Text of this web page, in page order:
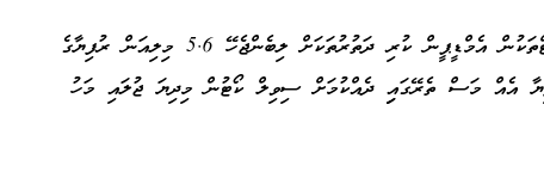
ކެމްޕެއިން ތެރޭގައި މޯލްޑިވިއަންގެ ފްލައިޓްތަކުން އެމްޑީޕީން ކުރި ދަތުރުތަކަށް ލިބެންޖެހޭ 5.6 މިލިއަން ރުފިޔާގެ
3.6 މިލިއަން ރުފިޔާ އެއް މަސް ތެރޭގައިި ދެއްކުމަށް ސިވިލް ކޯޓުން މިދިޔަ ޖުލައި މަހު